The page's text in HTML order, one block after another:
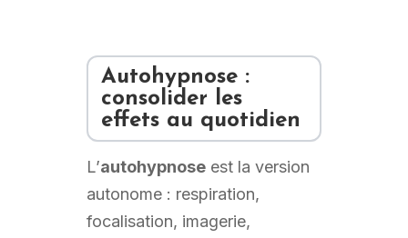
Autohypnose :
consolider les
effets au quotidien
L’autohypnoseest la version
autonome : respiration,
focalisation, imagerie,